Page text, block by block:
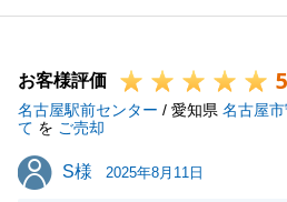
閉じる
お客様評価 5
名古屋駅前センター / 愛知県 名古屋
て を ご売却
S様
S様 2025年8月11日